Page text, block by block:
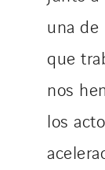
una de
que
nos
los